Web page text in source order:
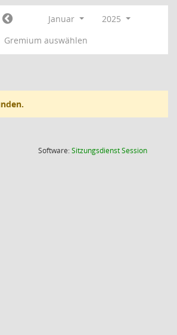
Januar
2025
Gremium auswählen
Software:SitzungsdienstSession(Wird in